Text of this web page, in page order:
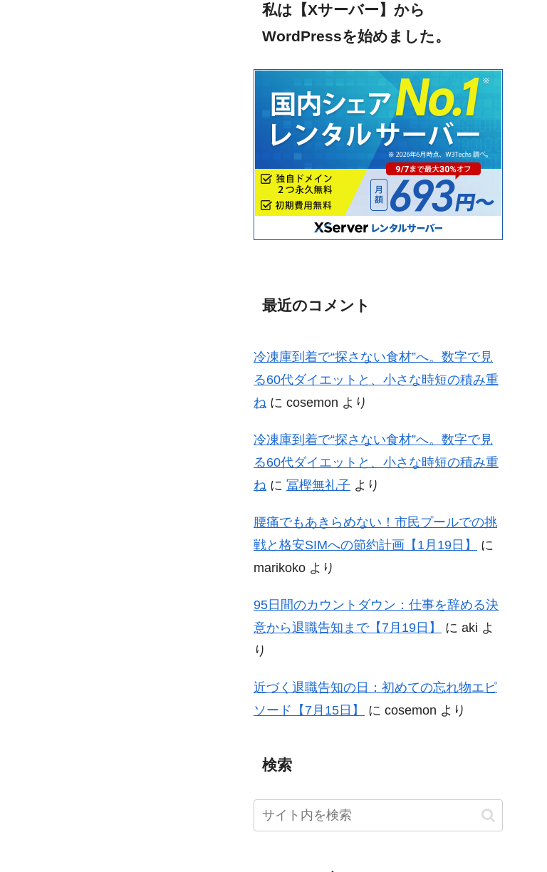
私は【Xサーバー】から
WordPressを始めました。
最近のコメント
冷凍庫到着で“探さない食材”へ。数字で見
る60代ダイエットと、小さな時短の積み重
ね に cosemon より
冷凍庫到着で“探さない食材”へ。数字で見
る60代ダイエットと、小さな時短の積み重
ね に 冨樫無礼子 より
腰痛でもあきらめない！市民プールでの挑
戦と格安SIMへの節約計画【1月19日】
に
marikoko より
95日間のカウントダウン：仕事を辞める決
意から退職告知まで【7月19日】
に aki よ
り
近づく退職告知の日：初めての忘れ物エピ
ソード【7月15日】
に cosemon より
検索